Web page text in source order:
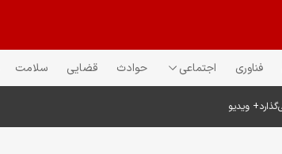
فناوری اجتماعی حوادث قضایی سلامت
ویدیو